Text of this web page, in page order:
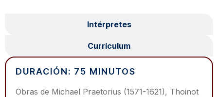
Intérpretes
Currículum
DURACIÓN: 75 MINUTOS
Obras de Michael Praetorius (1571-1621), Thoinot